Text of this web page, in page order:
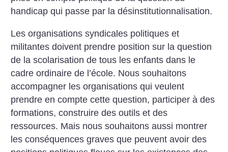
handicap qui passe par la désinstitutionnalisation.
Les organisations syndicales politiques et
militantes doivent prendre position sur la question
de la scolarisation de tous les enfants dans le
cadre ordinaire de l’école. Nous souhaitons
accompagner les organisations qui veulent
prendre en compte cette question, participer à des
formations, construire des outils et des
ressources. Mais nous souhaitons aussi montrer
les conséquences graves que peuvent avoir des